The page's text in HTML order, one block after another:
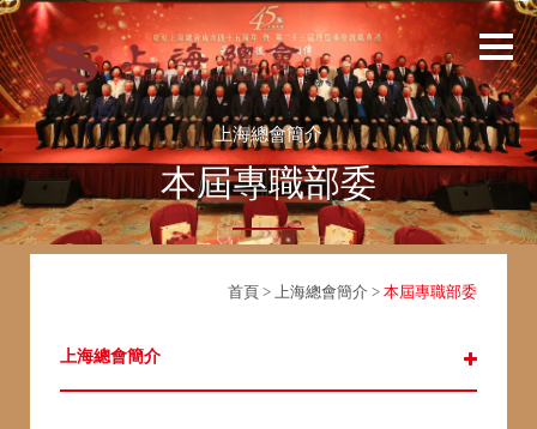
上海總會簡介
本屆專職部委
首頁 > 上海總會簡介 > 本屆專職部委
上海總會簡介